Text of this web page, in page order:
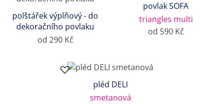
polštářek výplňový - do
dekoračního povlaku
od 290 Kč
povlak SOFA
triangles multi
od 590 Kč
pléd DELI
smetanová